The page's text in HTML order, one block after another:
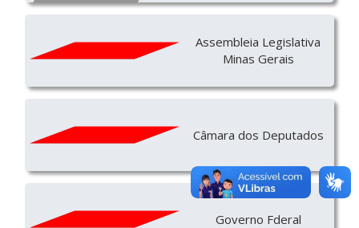
Assembleia Legislativa
Minas Gerais
Câmara dos Deputados
Governo Fderal